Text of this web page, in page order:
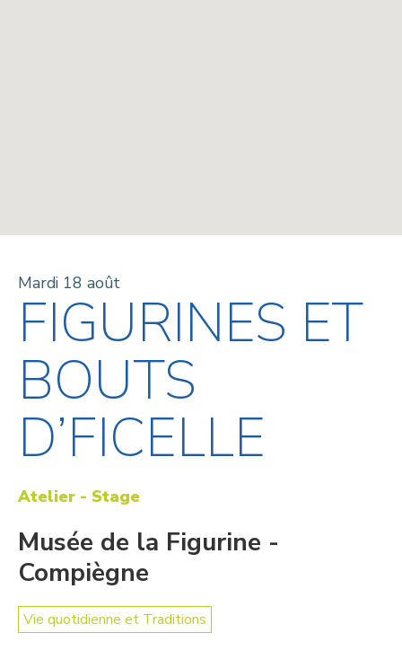
Mardi 18 août
FIGURINES ET
BOUTS
D’FICELLE
Atelier - Stage
Musée de la Figurine -
Compiègne
Vie quotidienne et Traditions